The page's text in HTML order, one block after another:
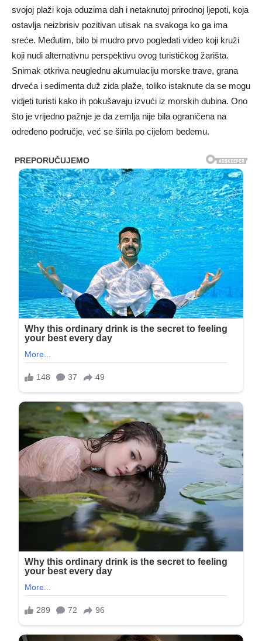
svojoj plaži koja oduzima dah i netaknutoj prirodnoj ljepoti, koja
ostavlja neizbrisiv pozitivan utisak na svakoga ko ga ima
sreće. Međutim, bilo bi mudro prvo pogledati video koji kruži
koji nudi alternativnu perspektivu ovog turističkog žarišta.
Snimak otkriva neuglednu akumulaciju morske trave, grana
drveća i sedimenta duž zida plaže, toliko istaknute da se mogu
vidjeti turisti kako ih pokušavaju izvući iz morskih dubina. Ono
što je vrijedno pažnje je da zemlja nije bila ograničena na
određeno područje, već se širila po cijelom bedemu.